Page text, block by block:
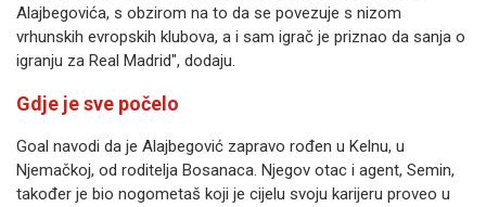
Alajbegovića, s obzirom na to da se povezuje s nizom
vrhunskih evropskih klubova, a i sam igrač je priznao da sanja o
igranju za Real Madrid", dodaju.
Gdje je sve počelo
Goal navodi da je Alajbegović zapravo rođen u Kelnu, u
Njemačkoj, od roditelja Bosanaca. Njegov otac i agent, Semin,
također je bio nogometaš koji je cijelu svoju karijeru proveo u